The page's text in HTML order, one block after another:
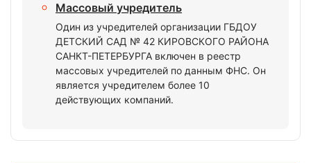
Массовый учредитель
Один из учредителей организации ГБДОУ
ДЕТСКИЙ САД № 42 КИРОВСКОГО РАЙОНА
САНКТ-ПЕТЕРБУРГА включен в реестр
массовых учредителей по данным ФНС. Он
является учредителем более 10
действующих компаний.